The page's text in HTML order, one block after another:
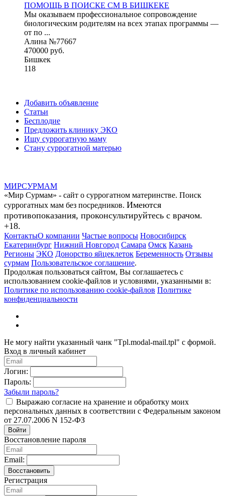
ПОМОЩЬ В ПОИСКЕ СМ В БИШКЕКЕ
Мы оказываем профессиональное сопровождение
биологическим родителям на всех этапах программы —
от по ...
Алина №77667
470000 руб.
Бишкек
118
Добавить объявление
Статьи
Бесплодие
Предложить клинику ЭКО
Ищу суррогатную маму
Стану суррогатной матерью
МИРСУРМАМ
«Мир Сурмам» - сайт о суррогатном материнстве. Поиск
суррогатных мам без посредников. Имеются
противопоказания, проконсультируйтесь с врачом.
+18.
КонтактыО компании Частые вопросы Новосибирск
Екатеринбург Нижний Новгород Самара Омск Казань
Регионы ЭКО Донорство яйцеклеток Беременность Отзывы
сурмам Пользовательское соглашение.
Продолжая пользоваться сайтом, Вы соглашаетесь с
использованием cookie-файлов и условиями, указанными в:
Политике по использованию cookie-файлов Политике
конфиденциальности
Не могу найти указанный чанк "Tpl.modal-mail.tpl" с формой.
Вход в личный кабинет
Логин:
Пароль:
Забыли пароль?
Выражаю согласие на хранение и обработку моих
персональных данных в соответствии с Федеральным законом
от 27.07.2006 N 152-ФЗ
Войти
Восстановление пароля
Email:
Восстановить
Регистрация